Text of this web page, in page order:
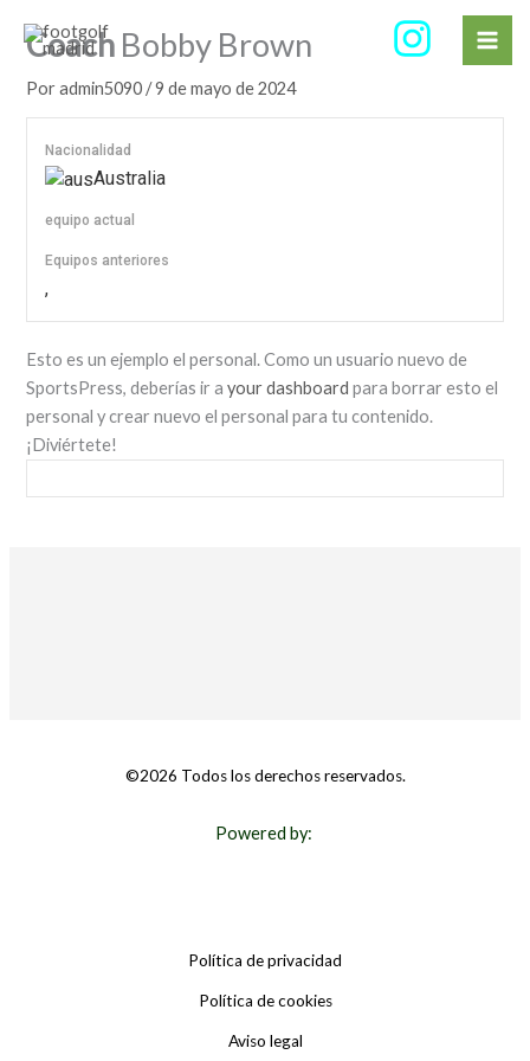
Coach Bobby Brown
Poradmin5090/9 de mayo de 2024
Nacionalidad
Australia
equipo actual
Equipos anteriores
,
Esto es un ejemplo el personal. Como un usuario nuevo de
SportsPress, deberías ir ayour dashboard para borrar esto el
personal y crear nuevo el personal para tu contenido.
¡Diviértete!
©2026 Todos los derechos reservados.
Powered by:
Política de privacidad
Política de cookies
Aviso legal